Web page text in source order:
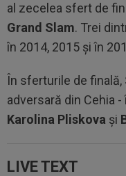
al zecelea sfert de
Grand Slam. Trei
în 2014, 2015 şi în
În sferturile de finală,
adversară din Cehia
Karolina Pliskova şi
LIVE TEXT